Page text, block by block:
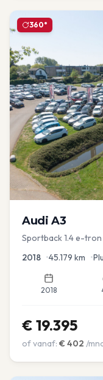
360°
Audi A3
Sportback 1.4 e-tron
2018 •45.179 km •
2018
€ 19.395
of vanaf: € 402 /